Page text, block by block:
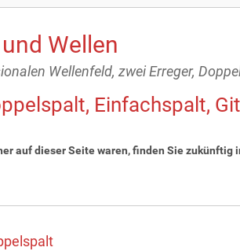
Wellen
Wellenfeld, zwei Erreger,
Einfachspalt,
auf dieser Seite waren, finden Sie zukünftig